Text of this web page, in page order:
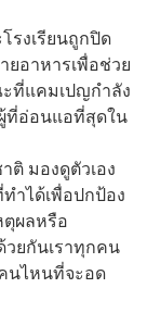
งเรียนถูกปิด
ยอาหารเพื่อช่วย
ที่แคมเปญกำลัง
ที่อ่อนแอที่สุดใน
ติ มองดูตัวเอง
ำได้เพื่อปกป้อง
ตุผลหรือ
ยกันเราทุกคน
นไหนที่จะอด